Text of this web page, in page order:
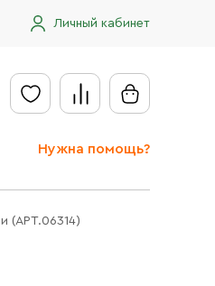
Личный кабинет
Нужна помощь?
Отправить заявку
(АРТ.06314)